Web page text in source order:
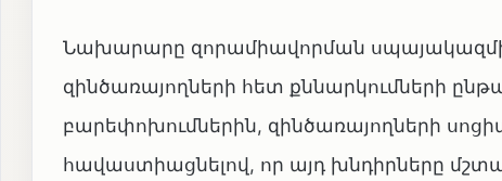
Նախարարը զորամիավորման
զինծառայողների հետ քննարկումների
բարեփոխումներին, զինծառայողների
հավաստիացնելով, որ այդ խնդիրները